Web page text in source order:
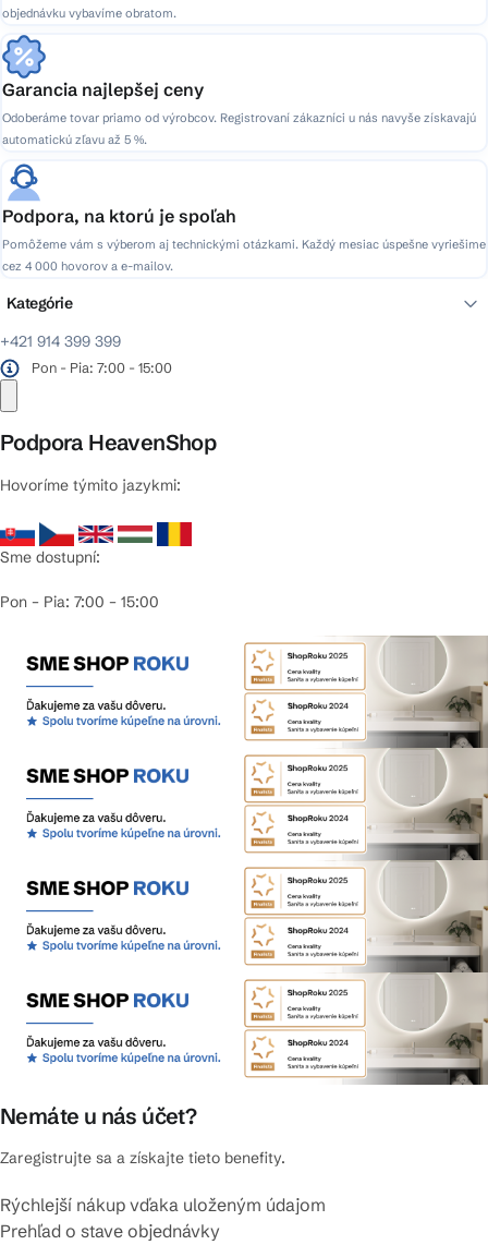
objednávku vybavíme obratom.
Garancia najlepšej ceny
Odoberáme tovar priamo od výrobcov. Registrovaní zákazníci u nás navyše získavajú
automatickú zľavu až 5 %.
Podpora, na ktorú je spoľah
Pomôžeme vám s výberom aj technickými otázkami. Každý mesiac úspešne vyriešime
cez 4 000 hovorov a e-mailov.
+421 914 399 399
Pon - Pia: 7:00 - 15:00
Podpora HeavenShop
Hovoríme týmito jazykmi:
Sme dostupní:
Pon – Pia: 7:00 – 15:00
Nemáte u nás účet?
Zaregistrujte sa a získajte tieto benefity.
Rýchlejší nákup vďaka uloženým údajom
Prehľad o stave objednávky
Kategórie